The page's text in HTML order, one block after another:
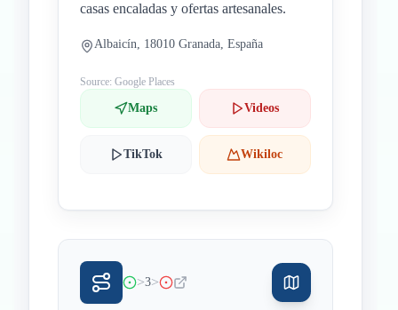
casas encaladas y ofertas artesanales.
Albaicín, 18010 Granada, España
Source: Google Places
Maps Videos
TikTok Wikiloc
>3>